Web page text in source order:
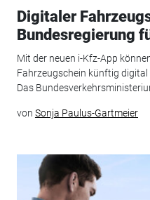
Digitaler
Bundesregierung
Mit der neuen i-Kfz-App
Fahrzeugschein künftig
Das
von Sonja Paulus-Gartmeier